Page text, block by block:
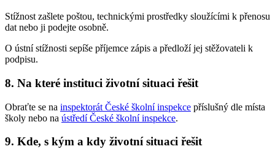
Stížnost zašlete poštou, technickými prostředky sloužícími k přenosu
dat nebo ji podejte osobně.
O ústní stížnosti sepíše příjemce zápis a předloží jej stěžovateli k
podpisu.
8. Na které instituci životní situaci řešit
Obraťte se na inspektorát České školní inspekce příslušný dle místa
školy nebo na ústředí České školní inspekce.
9. Kde, s kým a kdy životní situaci řešit